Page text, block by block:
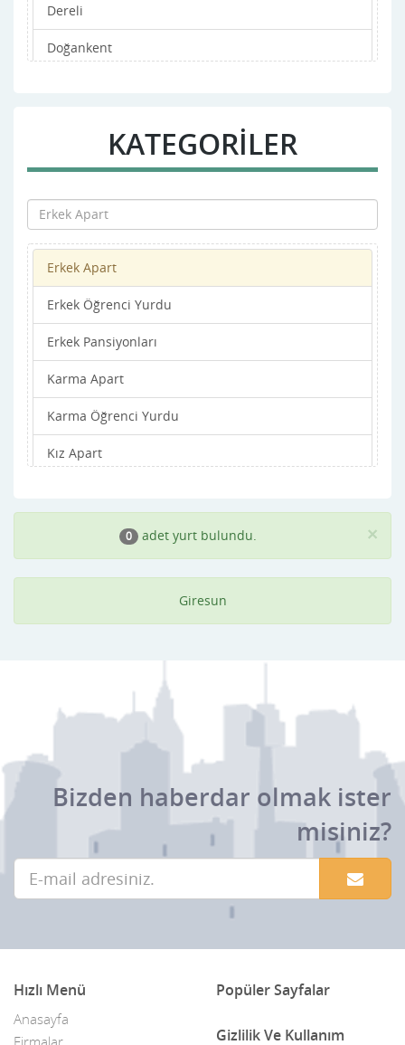
Dereli
Doğankent
Güce
Kesap
Merkez
Piraziz
Şebinkarahisar
Tirebolu
Yağlıdere
KATEGORİLER
Erkek Apart
Erkek Öğrenci Yurdu
Erkek Pansiyonları
Karma Apart
Karma Öğrenci Yurdu
Kız Apart
Kız Pansiyonları ×
0 adet yurt bulundu.
Giresun
Bizden haberdar olmak ister
misiniz?
Hızlı Menü
Anasayfa
Popüler Sayfalar
Gizlilik Ve Kullanım